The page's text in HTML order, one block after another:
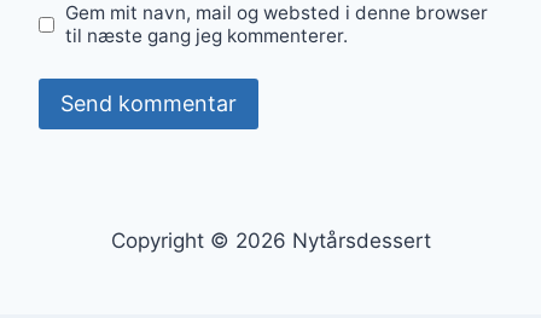
Gem mit navn, mail og websted i denne browser
til næste gang jeg kommenterer.
Copyright © 2026 Nytårsdessert